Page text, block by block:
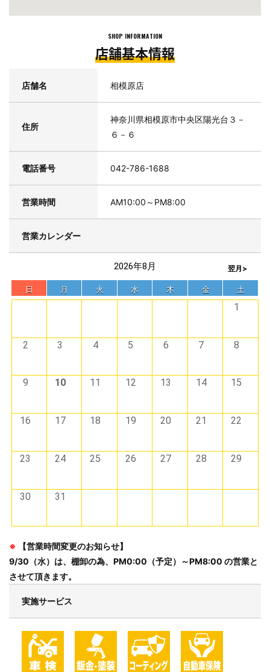
SHOP INFORMATION
店舗基本情報
店舗名 相模原店
住所
神奈川県相模原市中央区陽光台３－
６－６
電話番号 042-786-1688
営業時間 AM10:00～PM8:00
営業カレンダー
2026年8月 翌月>
日 月 火 水 木 金
土
1
2 3 4 5 6 7 8
9 10 11 12 13 14 15
16 17 18 19 20 21 22
23 24 25 26 27 28 29
30 31
※ 【営業時間変更のお知らせ】
9/30（水）は、棚卸の為、PM0:00（予定）～PM8:00 の営業と
させて頂きます。
実施サービス